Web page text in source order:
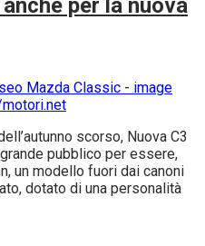
per la nuova
scorso, Nuova C3
pubblico per essere,
un modello fuori dai canoni
dotato di una personalità